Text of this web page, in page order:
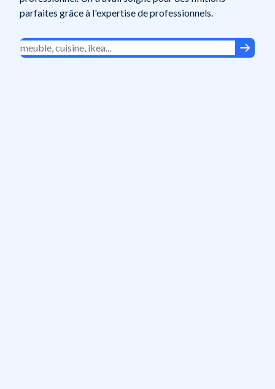
parfaites grâce à l'expertise de professionnels.